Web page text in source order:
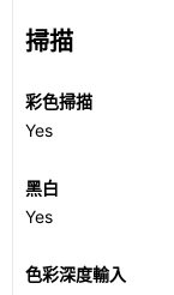
掃描
彩色掃描
Yes
黑白
Yes
色彩深度輸入